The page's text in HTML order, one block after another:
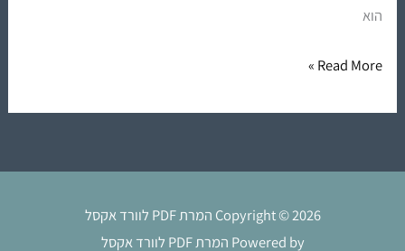
הוא
Read More »
Copyright © 2026 המרת PDF לוורד אקסל
Powered by המרת PDF לוורד אקסל